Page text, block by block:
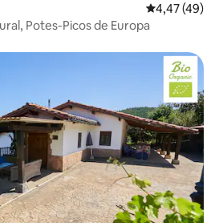
Calificación
4,47 (49)
Potes-Picos de Europa